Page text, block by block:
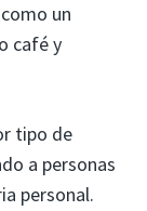
un
café y
tipo de
a personas
personal.